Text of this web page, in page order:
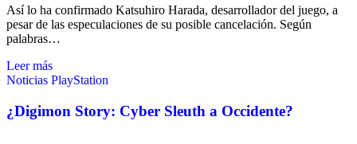
Así lo ha confirmado Katsuhiro Harada, desarrollador del juego, a
pesar de las especulaciones de su posible cancelación. Según
palabras…
Leer más
Noticias PlayStation
¿Digimon Story: Cyber Sleuth a Occidente?